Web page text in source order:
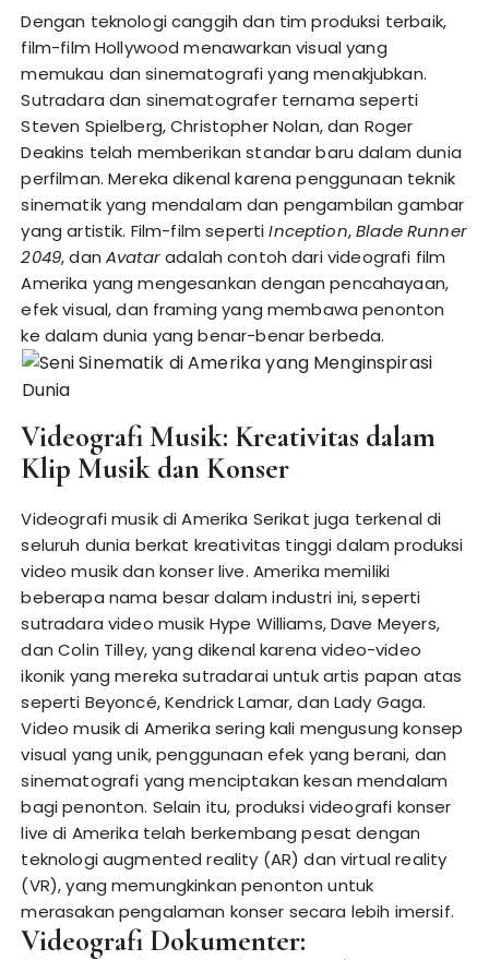
Dengan teknologi canggih dan tim produksi terbaik,
film-film Hollywood menawarkan visual yang
memukau dan sinematografi yang menakjubkan.
Sutradara dan sinematografer ternama seperti
Steven Spielberg, Christopher Nolan, dan Roger
Deakins telah memberikan standar baru dalam dunia
perfilman. Mereka dikenal karena penggunaan teknik
sinematik yang mendalam dan pengambilan gambar
yang artistik. Film-film sepertiInception,Blade Runner
2049, dan Avataradalah contoh dari videografi film
Amerika yang mengesankan dengan pencahayaan,
efek visual, dan framing yang membawa penonton
ke dalam dunia yang benar-benar berbeda.
Videografi Musik: Kreativitas dalam
Klip Musik dan Konser
Videografi musik di Amerika Serikat juga terkenal di
seluruh dunia berkat kreativitas tinggi dalam produksi
video musik dan konser live. Amerika memiliki
beberapa nama besar dalam industri ini, seperti
sutradara video musik Hype Williams, Dave Meyers,
dan Colin Tilley, yang dikenal karena video-video
ikonik yang mereka sutradarai untuk artis papan atas
seperti Beyoncé, Kendrick Lamar, dan Lady Gaga.
Video musik di Amerika sering kali mengusung konsep
visual yang unik, penggunaan efek yang berani, dan
sinematografi yang menciptakan kesan mendalam
bagi penonton. Selain itu, produksi videografi konser
live di Amerika telah berkembang pesat dengan
teknologi augmented reality (AR) dan virtual reality
(VR), yang memungkinkan penonton untuk
merasakan pengalaman konser secara lebih imersif.
Videografi Dokumenter: